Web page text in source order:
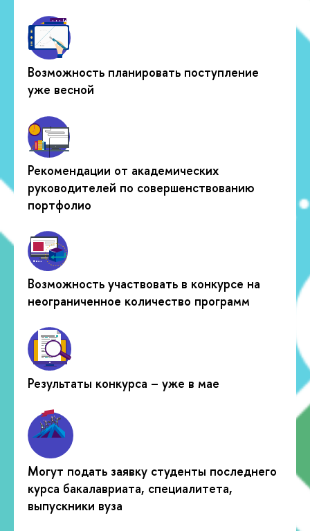
Возможность планировать поступление
уже весной
Рекомендации от академических
руководителей по совершенствованию
портфолио
Возможность участвовать в конкурсе на
неограниченное количество программ
Результаты конкурса – уже в мае
Могут подать заявку студенты последнего
курса бакалавриата, специалитета,
выпускники вуза